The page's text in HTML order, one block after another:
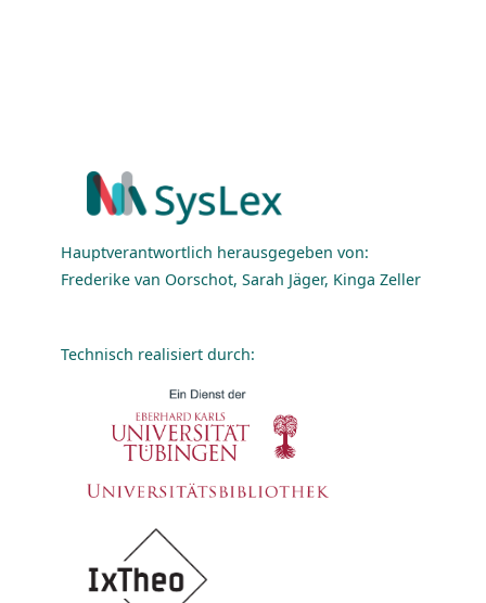
Hauptverantwortlich herausgegeben von:
Frederike van Oorschot, Sarah Jäger, Kinga Zeller
Technisch realisiert durch: